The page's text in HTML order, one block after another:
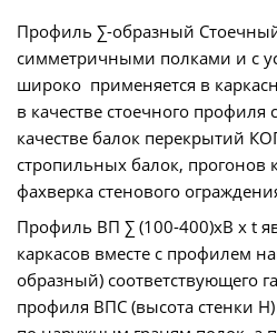
Профиль ∑-образный
симметричными полками и с
широко применяется в
в качестве стоечного
качестве балок перекрытий
стропильных балок, прогонов
фахверка стенового
Профиль ВП ∑ (100-400)хВ х t
каркасов вместе с профилем
образный) соответствующего
профиля ВПС (высота стенки Н)